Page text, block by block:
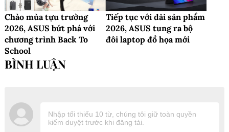
Chào mùa tựu trường
2026, ASUS bứt phá với
chương trình Back To
School
Tiếp tục với dải sản phẩm
2026, ASUS tung ra bộ
đôi laptop đồ họa mới